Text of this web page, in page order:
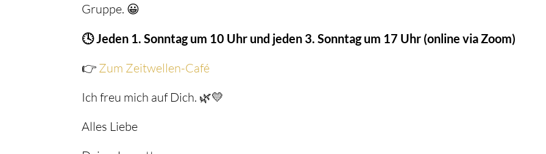
Gruppe. 😀
🕓 Jeden 1. Sonntag um 10 Uhr und jeden 3. Sonntag um 17 Uhr (online via Zoom)
👉 Zum Zeitwellen-Café
Ich freu mich auf Dich. 🌿💛
Alles Liebe